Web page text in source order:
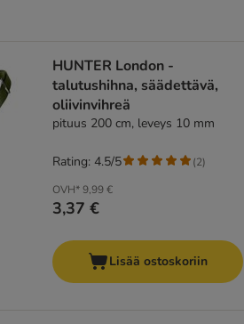
HUNTER London -
talutushihna, säädettävä,
oliivinvihreä
pituus 200 cm, leveys 10 mm
OVH*9,99 €
3,37 €
Rating: 4.5/5 (2)
Lisää ostoskoriin